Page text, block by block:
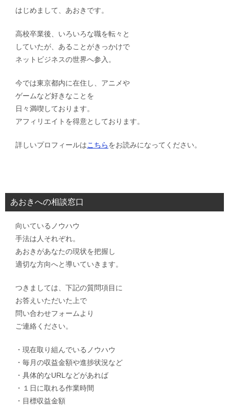
はじめまして、あおきです。
高校卒業後、いろいろな職を転々と
していたが、あることがきっかけで
ネットビジネスの世界へ参入。
今では東京都内に在住し、アニメや
ゲームなど好きなことを
日々満喫しております。
アフィリエイトを得意としております。
詳しいプロフィールはこちらをお読みになってください。
あおきへの相談窓口
向いているノウハウ
手法は人それぞれ。
あおきがあなたの現状を把握し
適切な方向へと導いていきます。
つきましては、下記の質問項目に
お答えいただいた上で
問い合わせフォームより
ご連絡ください。
・現在取り組んでいるノウハウ
・毎月の収益金額や進捗状況など
・具体的なURLなどがあれば
・１日に取れる作業時間
・目標収益金額